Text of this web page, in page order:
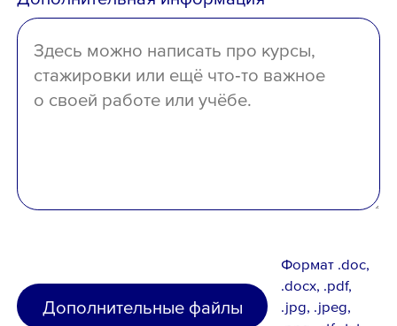
отсутствует
Дополнительные файлы
Формат .doc,
.docx, .pdf,
.jpg, .jpeg,